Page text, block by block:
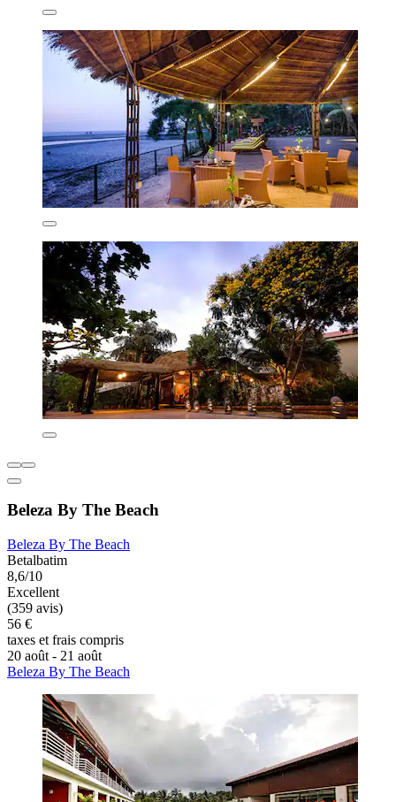
Beleza By The Beach
Beleza By The Beach
Betalbatim
8,6/10
Excellent
(359 avis)
56 €
taxes et frais compris
20 août - 21 août
Beleza By The Beach